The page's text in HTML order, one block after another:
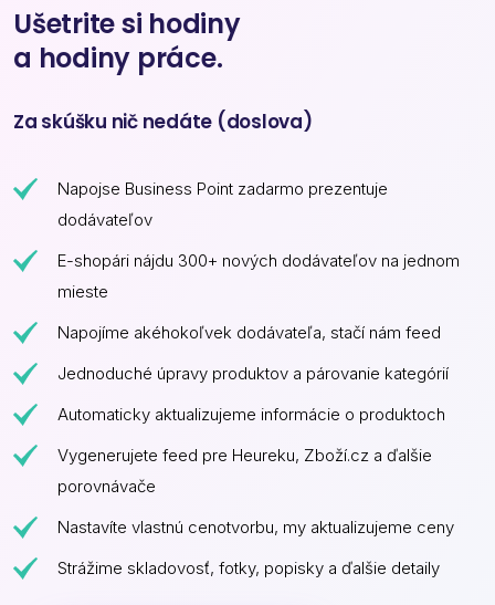
Ušetrite si hodiny
a hodiny práce.
Za skúšku nič nedáte (doslova)
Napojse Business Point zadarmo prezentuje
dodávateľov
E-shopári nájdu 300+ nových dodávateľov na jednom
mieste
Napojíme akéhokoľvek dodávateľa, stačí nám feed
Jednoduché úpravy produktov a párovanie kategórií
Automaticky aktualizujeme informácie o produktoch
Vygenerujete feed pre Heureku, Zboží.cz a ďalšie
porovnávače
Nastavíte vlastnú cenotvorbu, my aktualizujeme ceny
Strážime skladovosť, fotky, popisky a ďalšie detaily